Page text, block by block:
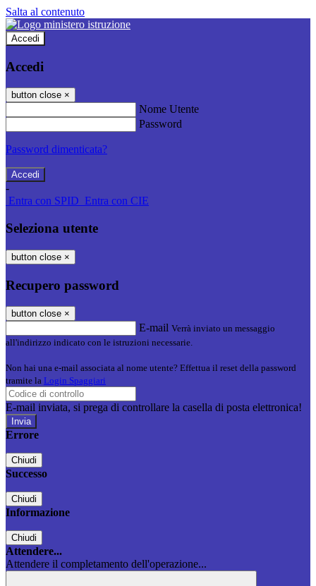
Salta al contenuto
Accedi
Accedi
button close ×
Nome Utente
Password
Password dimenticata?
-
Entra con SPID Entra con CIE
Seleziona utente
button close ×
Recupero password
button close ×
E-mail Verrà inviato un messaggio
all'indirizzo indicato con le istruzioni necessarie.
Non hai una e-mail associata al nome utente? Effettua il reset della password
tramite la Login Spaggiari
E-mail inviata, si prega di controllare la casella di posta elettronica!
Errore
Chiudi
Successo
Chiudi
Informazione
Chiudi
Attendere...
Attendere il completamento dell'operazione...